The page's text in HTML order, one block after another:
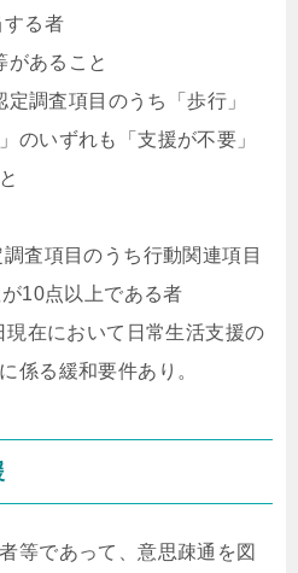
る者
あること
調査項目のうち「歩行」
のいずれも「支援が不要」
査項目のうち行動関連項目
10点以上である者
において日常生活支援の
係る緩和要件あり。
等であって、意思疎通を図